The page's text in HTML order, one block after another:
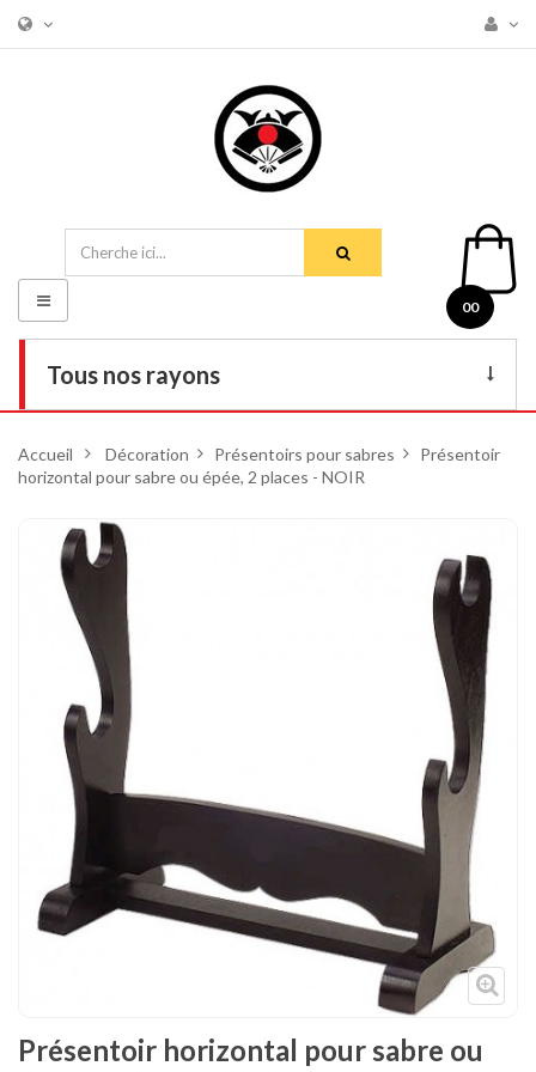
00
Tous nos rayons
DVD
Armes
Tenues
Chaussures
Protections
Cible de frappe
Condition physique
Accessoires
Décoration
Voir plus
Basculer
la
navigation
Accueil > Décoration > Présentoirs pour sabres > Présentoir
horizontal pour sabre ou épée, 2 places - NOIR
Présentoir horizontal pour sabre ou